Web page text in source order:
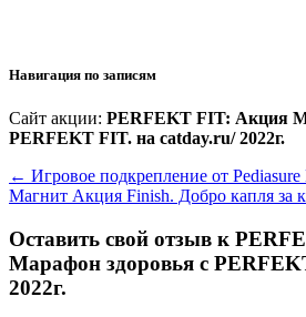
Навигация по записям
Сайт акции: PERFEKT FIT: Акция
PERFEKT FIT. на catday.ru/ 2022г.
← Игровое подкрепление от
Магнит Акция Finish. Добро капля за
Оставить свой отзыв к
Марафон здоровья с
2022г.